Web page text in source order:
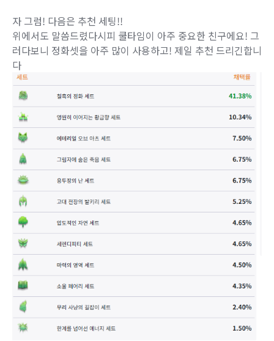
자 그럼! 다음은 추천 세팅!!
위에서도 말씀드렸다시피 쿨타임이 아주 중요한 친구에요! 그
러다보니 정화셋을 아주 많이 사용하고! 제일 추천 드리긴합니
다